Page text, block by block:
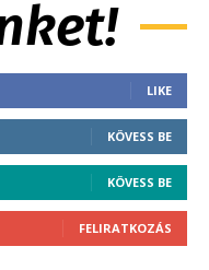
LIKE
KÖVESS BE
KÖVESS BE
FELIRATKOZÁS